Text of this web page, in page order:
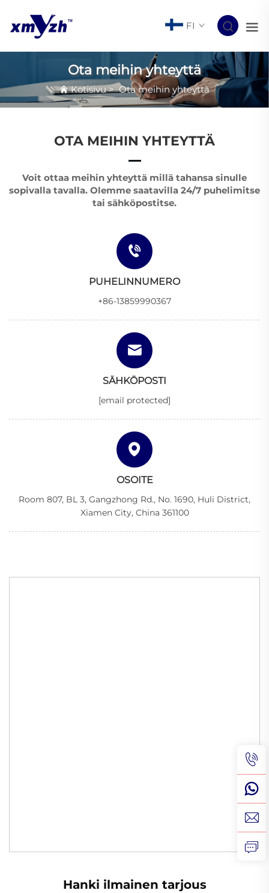
FI
Ota meihin yhteyttä
Kotisivu>Ota meihin yhteyttä
OTA MEIHIN YHTEYTTÄ
Voit ottaa meihin yhteyttä millä tahansa sinulle
sopivalla tavalla. Olemme saatavilla 24/7 puhelimitse
tai sähköpostitse.
PUHELINNUMERO
+86-13859990367
SÄHKÖPOSTI
[email protected]
OSOITE
Room 807, BL 3, Gangzhong Rd., No. 1690, Huli District,
Xiamen City, China 361100
Hanki ilmainen tarjous